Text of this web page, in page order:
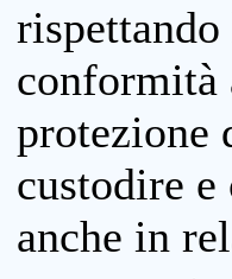
conformità
protezione
custodire
anche in